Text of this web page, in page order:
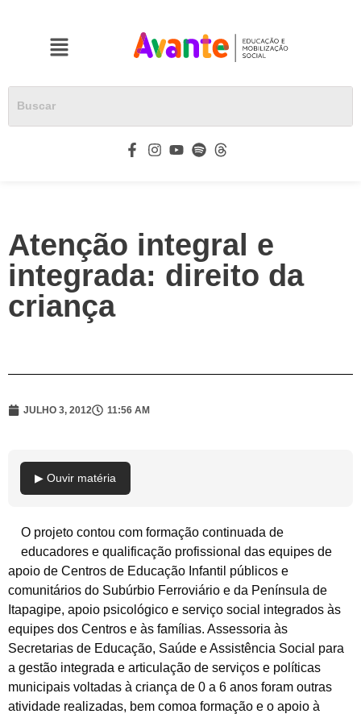
Atenção integral e
integrada: direito da
criança
JULHO 3, 2012 11:56 AM
▶ Ouvir matéria
O projeto contou com formação continuada de
educadores e qualificação profissional das equipes de
apoio de Centros de Educação Infantil públicos e
comunitários do Subúrbio Ferroviário e da Península de
Itapagipe, apoio psicológico e serviço social integrados às
equipes dos Centros e às famílias. Assessoria às
Secretarias de Educação, Saúde e Assistência Social para
a gestão integrada e articulação de serviços e políticas
municipais voltadas à criança de 0 a 6 anos foram outras
atividade realizadas, bem comoa formação e o apoio à